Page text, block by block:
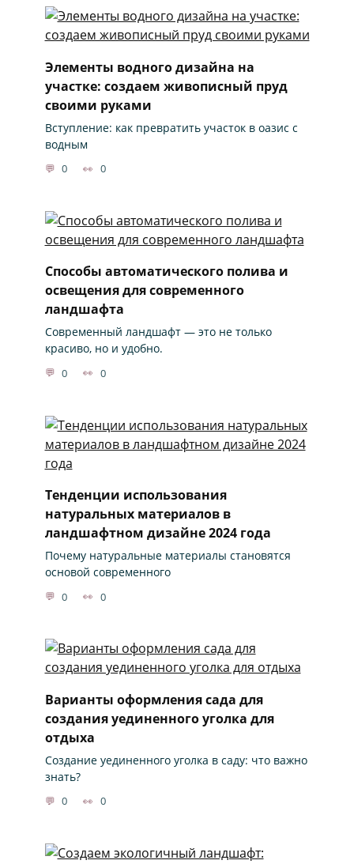
Элементы водного дизайна на
участке: создаем живописный пруд
своими руками
Вступление: как превратить участок в оазис с
водным
0 0
Способы автоматического полива и
освещения для современного
ландшафта
Современный ландшафт — это не только
красиво, но и удобно.
0 0
Тенденции использования
натуральных материалов в
ландшафтном дизайне 2024 года
Почему натуральные материалы становятся
основой современного
0 0
Варианты оформления сада для
создания уединенного уголка для
отдыха
Создание уединенного уголка в саду: что важно
знать?
0 0